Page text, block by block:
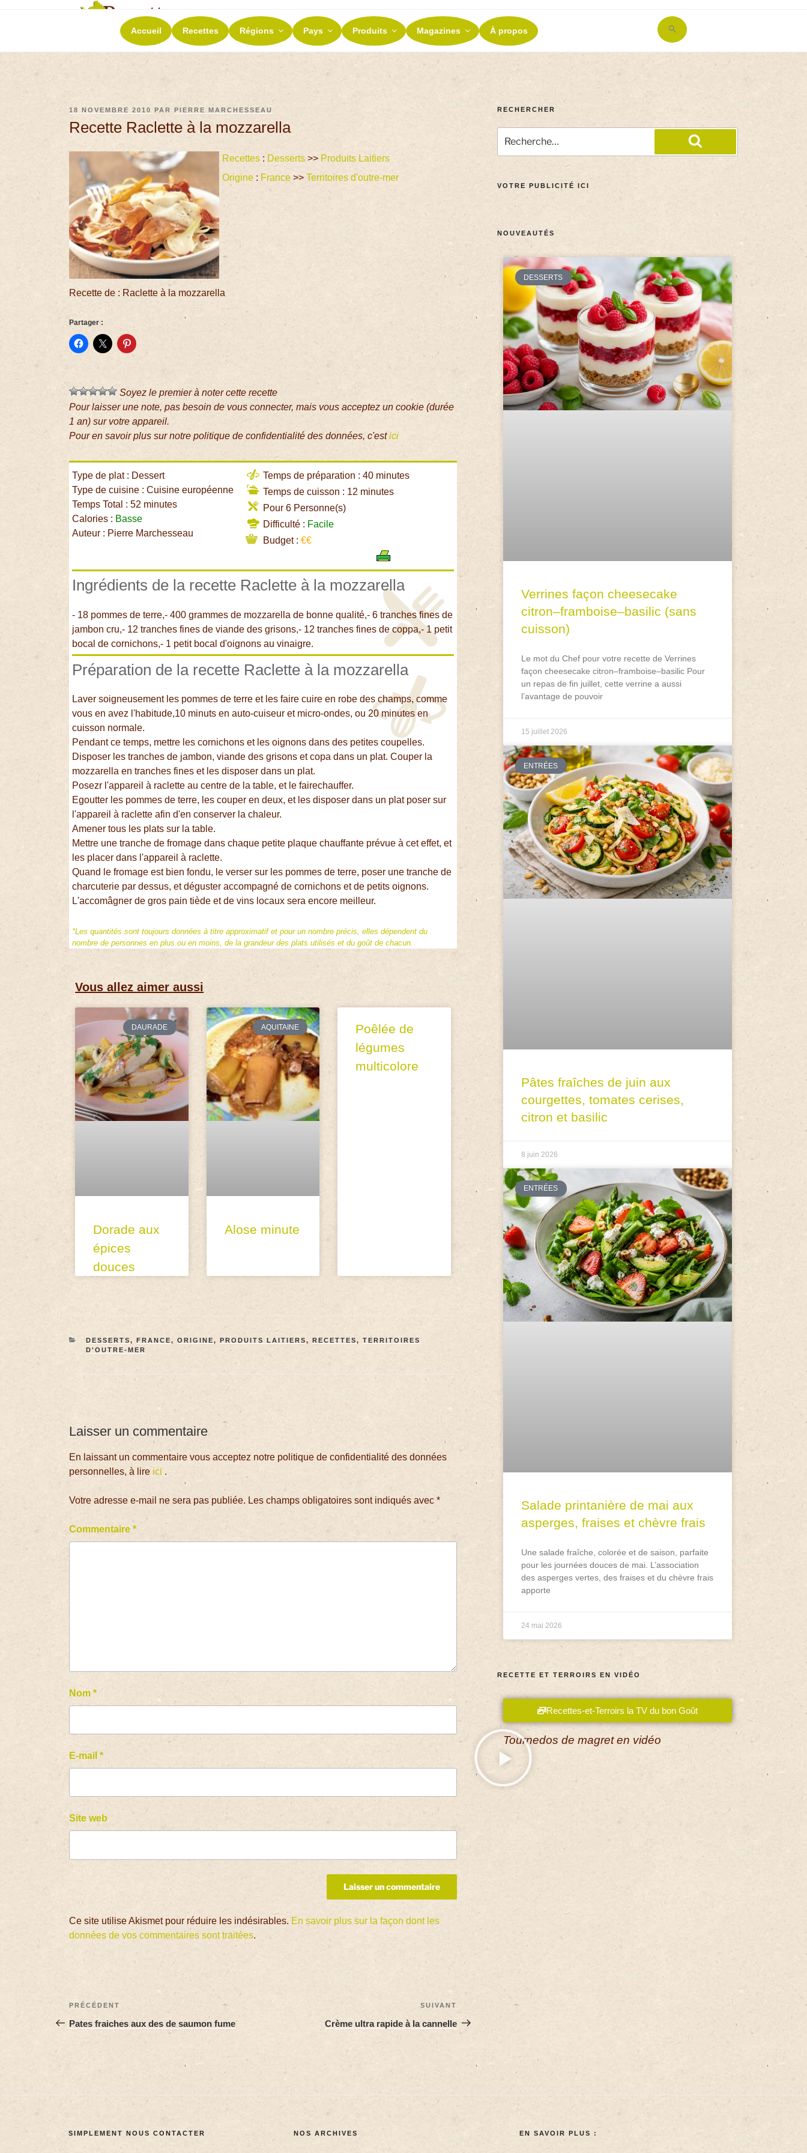
RECETTES ET TERROIRS
La richesse de nos terroirs
Accueil Recettes Régions Pays Produits Magazines À propos
Search
for:
18 NOVEMBRE 2010 PARPIERRE MARCHESSEAU
Recette Raclette à la mozzarella
Recettes : Desserts >> Produits Laitiers
Origine : France >>Territoires d'outre-mer
Recette de : Raclette à la mozzarella
Partager :
Soyez le premier à noter cette recette
Pour laisser une note, pas besoin de vous connecter, mais vous acceptez un cookie (durée
1 an) sur votre appareil.
Pour en savoir plus sur notre politique de confidentialité des données, c'estici
Type de plat : Dessert
Type de cuisine : Cuisine européenne
Temps Total : 52 minutes
Calories : Basse
Auteur : Pierre Marchesseau
Temps de préparation : 40 minutes
Temps de cuisson : 12 minutes
Pour 6 Personne(s)
Difficulté : Facile
Budget :€€
Ingrédients de la recette Raclette à la mozzarella
- 18 pommes de terre,- 400 grammes de mozzarella de bonne qualité,- 6 tranches fines de
jambon cru,- 12 tranches fines de viande des grisons,- 12 tranches fines de coppa,- 1 petit
bocal de cornichons,- 1 petit bocal d'oignons au vinaigre.
Préparation de la recette Raclette à la mozzarella
Laver soigneusement les pommes de terre et les faire cuire en robe des champs, comme
vous en avez l'habitude,10 minuts en auto-cuiseur et micro-ondes, ou 20 minutes en
cuisson normale.
Pendant ce temps, mettre les cornichons et les oignons dans des petites coupelles.
Disposer les tranches de jambon, viande des grisons et copa dans un plat. Couper la
mozzarella en tranches fines et les disposer dans un plat.
Posezr l'appareil à raclette au centre de la table, et le fairechauffer.
Egoutter les pommes de terre, les couper en deux, et les disposer dans un plat poser sur
l'appareil à raclette afin d'en conserver la chaleur.
Amener tous les plats sur la table.
Mettre une tranche de fromage dans chaque petite plaque chauffante prévue à cet effet, et
les placer dans l'appareil à raclette.
Quand le fromage est bien fondu, le verser sur les pommes de terre, poser une tranche de
charcuterie par dessus, et déguster accompagné de cornichons et de petits oignons.
L'accomâgner de gros pain tiède et de vins locaux sera encore meilleur.
*Les quantités sont toujours données à titre approximatif et pour un nombre précis, elles dépendent du
nombre de personnes en plus ou en moins, de la grandeur des plats utilisés et du goût de chacun.
Vous allez aimer aussi
DAURADE
Dorade aux
épices
douces
AQUITAINE
Alose minute
Poêlée de
légumes
multicolore
DESSERTS, FRANCE, ORIGINE, PRODUITS LAITIERS, RECETTES, TERRITOIRES
D'OUTRE-MER
Laisser un commentaire
En laissant un commentaire vous acceptez notre politique de confidentialité des données
personnelles, à lire ici .
Votre adresse e-mail ne sera pas publiée. Les champs obligatoires sont indiqués avec*
Commentaire*
Nom*
E-mail*
Site web
Ce site utilise Akismet pour réduire les indésirables. En savoir plus sur la façon dont les
données de vos commentaires sont traitées.
PRÉCÉDENT
Pates fraiches aux des de saumon fume
SUIVANT
Crème ultra rapide à la cannelle
RECHERCHER
VOTRE PUBLICITÉ ICI
NOUVEAUTÉS
DESSERTS
Verrines façon cheesecake
citron–framboise–basilic (sans
cuisson)
Le mot du Chef pour votre recette de Verrines
façon cheesecake citron–framboise–basilic Pour
un repas de fin juillet, cette verrine a aussi
l’avantage de pouvoir
15 juillet 2026
ENTRÉES
Pâtes fraîches de juin aux
courgettes, tomates cerises,
citron et basilic
8 juin 2026
ENTRÉES
Salade printanière de mai aux
asperges, fraises et chèvre frais
Une salade fraîche, colorée et de saison, parfaite
pour les journées douces de mai. L’association
des asperges vertes, des fraises et du chèvre frais
apporte
24 mai 2026
RECETTE ET TERROIRS EN VIDÉO
Recettes-et-Terroirs la TV du bon Goût
Tournedos de magret en vidéo
SIMPLEMENT NOUS CONTACTER NOS ARCHIVES EN SAVOIR PLUS :